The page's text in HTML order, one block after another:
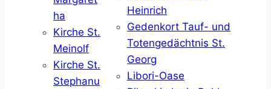
ha
Kirche St.
Meinolf
Kirche St.
Stephanu
Heinrich
Gedenkort Tauf- und
Totengedächtnis St.
Georg
Libori-Oase